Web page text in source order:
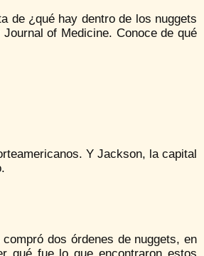
de ¿qué hay dentro de los nuggets
of Medicine. Conoce de qué
Y Jackson, la capital
dos órdenes de nuggets, en